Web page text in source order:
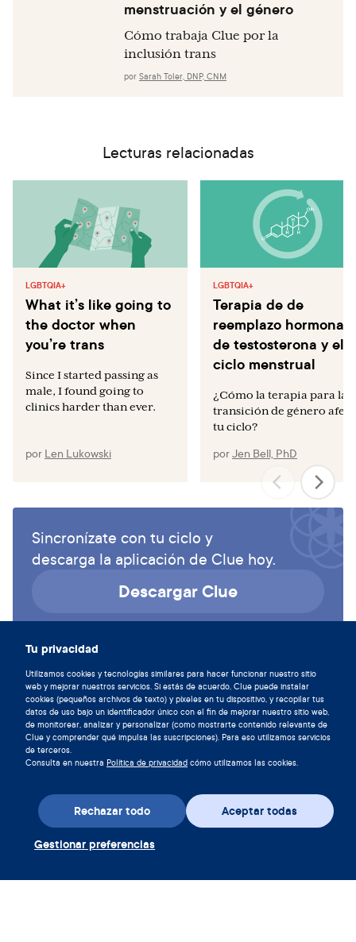
Tu privacidad
Utilizamos cookies y tecnologías similares para hacer funcionar nuestro sitio
web y mejorar nuestros servicios. Si estás de acuerdo, Clue puede instalar
cookies (pequeños archivos de texto) y píxeles en tu dispositivo, y recopilar tus
datos de uso bajo un identificador único con el fin de mejorar nuestro sitio web,
de monitorear, analizar y personalizar (como mostrarte contenido relevante de
Clue y comprender qué impulsa las suscripciones). Para eso utilizamos servicios
de terceros.
Consulta en nuestra Política de privacidad cómo utilizamos las cookies.
Aceptar todas
Rechazar todo
Gestionar preferencias
menstruación y el género
Cómo trabaja Clue por la
inclusión trans
por Sarah Toler, DNP, CNM
Lecturas relacionadas
LGBTQIA+
What it’s like going to
the doctor when
you’re trans
Since I started passing as
male, I found going to
clinics harder than ever.
por Len Lukowski
LGBTQIA+
Terapia de de
reemplazo hormonal
de testosterona y el
ciclo menstrual
¿Cómo la terapia para la
transición de género
tu ciclo?
porJen Bell, PhD
Sincronízate con tu ciclo y
descarga la aplicación de Clue hoy.
Descargar Clue
Descarga la aplicación
Canjear cupón Clue Plus
Empresa